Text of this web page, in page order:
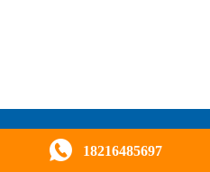
18216485697